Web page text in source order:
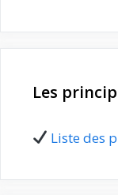
Les
Liste des